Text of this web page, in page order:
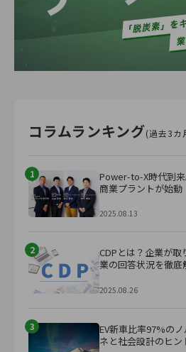
コラムランキング(過去3カ
1
Power-to-X時代到
商業プラントが始動
2025.08.13
2
CDPとは？企業が
業の回答状況を徹底
2025.08.26
3
EV新車比率97%の
ネと社会設計のヒン